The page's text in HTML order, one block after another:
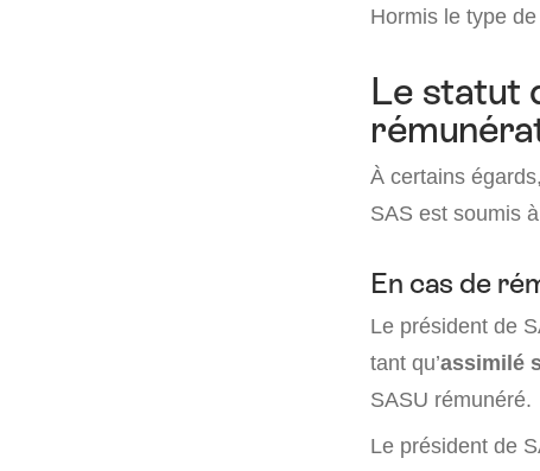
Hormis le type
Le statut
À certains
SAS est soumis
En cas de
Le président de
tant qu’assimilé
SASU rémunéré.
Le président de